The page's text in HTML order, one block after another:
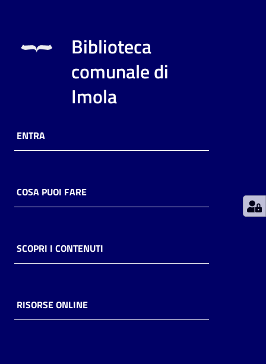
Biblioteca
comunale di
Imola
ENTRA
COSA PUOI FARE
SCOPRI I CONTENUTI
RISORSE ONLINE